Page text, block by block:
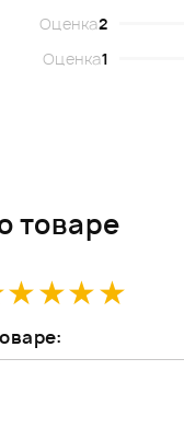
Оценка2
Оценка1
товаре